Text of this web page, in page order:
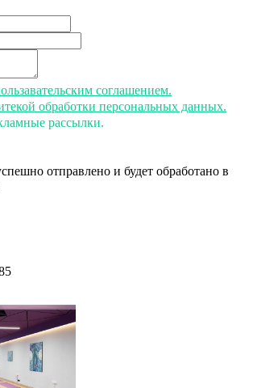
соглашением.
обработки персональных данных.
рассылки.
отправлено и будет обработано в